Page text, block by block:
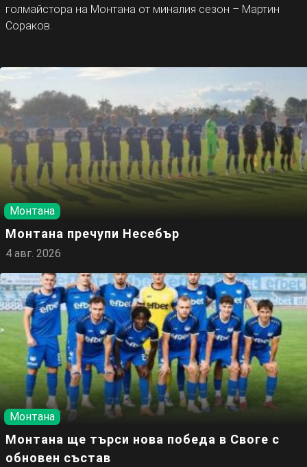
голмайстора на Монтана от миналия сезон – Мартин
Сораков.
Монтана
Монтана пречупи Несебър
4 авг. 2026
Монтана
Монтана ще търси нова победа в Своге с
обновен състав